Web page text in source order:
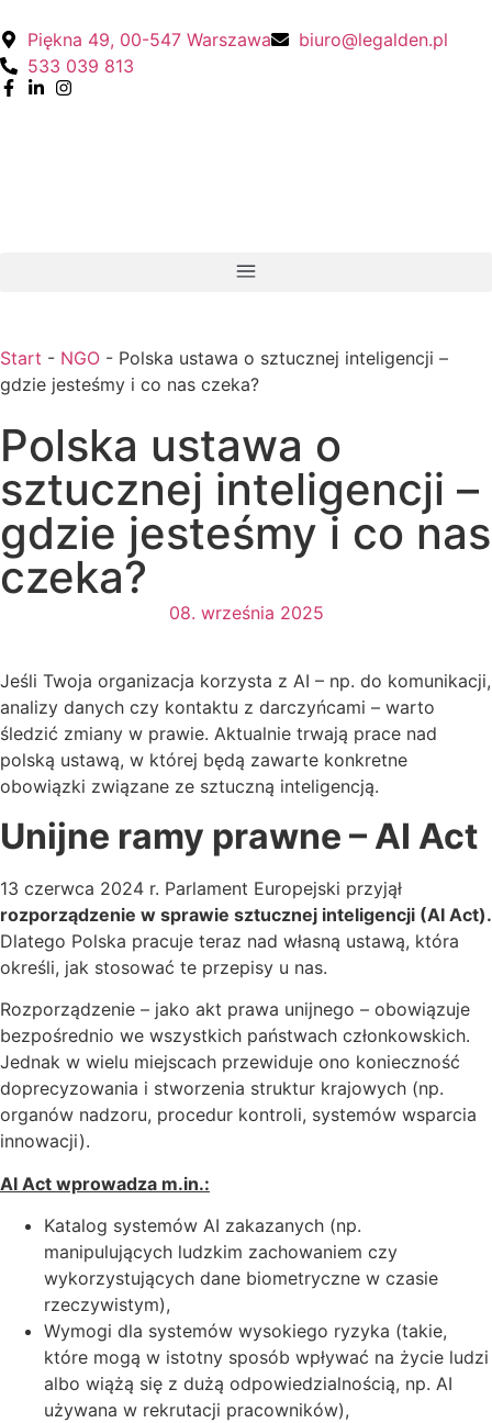
Piękna 49, 00-547 Warszawa
biuro@legalden.pl
533 039 813
Start - NGO - Polska ustawa o sztucznej inteligencji –
gdzie jesteśmy i co nas czeka?
Polska ustawa o
sztucznej inteligencji –
gdzie jesteśmy i co nas
czeka?
08. września 2025
Jeśli Twoja organizacja korzysta z AI – np. do komunikacji,
analizy danych czy kontaktu z darczyńcami – warto
śledzić zmiany w prawie. Aktualnie trwają prace nad
polską ustawą, w której będą zawarte konkretne
obowiązki związane ze sztuczną inteligencją.
Unijne ramy prawne – AI Act
13 czerwca 2024 r. Parlament Europejski przyjął
rozporządzenie w sprawie sztucznej inteligencji (AI Act).
Dlatego Polska pracuje teraz nad własną ustawą, która
określi, jak stosować te przepisy u nas.
Rozporządzenie – jako akt prawa unijnego – obowiązuje
bezpośrednio we wszystkich państwach członkowskich.
Jednak w wielu miejscach przewiduje ono konieczność
doprecyzowania i stworzenia struktur krajowych (np.
organów nadzoru, procedur kontroli, systemów wsparcia
innowacji).
AI Act wprowadza m.in.:
Katalog systemów AI zakazanych (np.
manipulujących ludzkim zachowaniem czy
wykorzystujących dane biometryczne w czasie
rzeczywistym),
Wymogi dla systemów wysokiego ryzyka (takie,
które mogą w istotny sposób wpływać na życie ludzi
albo wiążą się z dużą odpowiedzialnością, np. AI
używana w rekrutacji pracowników),